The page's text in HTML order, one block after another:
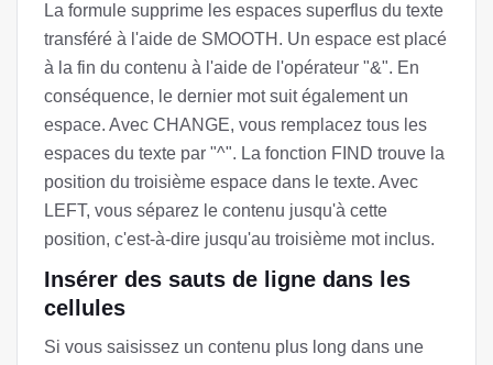
La formule supprime les espaces superflus du texte
transféré à l'aide de SMOOTH. Un espace est placé
à la fin du contenu à l'aide de l'opérateur "&". En
conséquence, le dernier mot suit également un
espace. Avec CHANGE, vous remplacez tous les
espaces du texte par "^". La fonction FIND trouve la
position du troisième espace dans le texte. Avec
LEFT, vous séparez le contenu jusqu'à cette
position, c'est-à-dire jusqu'au troisième mot inclus.
Insérer des sauts de ligne dans les
cellules
Si vous saisissez un contenu plus long dans une